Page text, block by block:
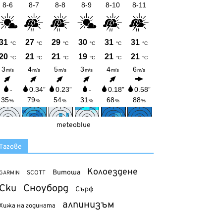
meteoblue
SCOTT Витоша Колоездене
Сноуборд Сърф
на годината алпинизъм